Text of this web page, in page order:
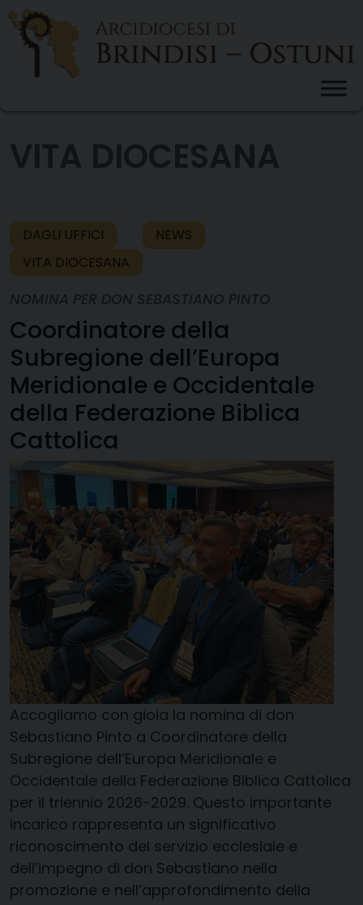
Skip
content
DAGLI UFFICI
NEWS
VITA DIOCESANA
Coordinatore della
Subregione dell’Europa
Meridionale e Occidentale
della Federazione Biblica
Cattolica
Accogliamo con gioia la nomina di don
Sebastiano Pinto a Coordinatore della
Subregione dell’Europa Meridionale e
Occidentale della Federazione Biblica Cattolica
per il triennio 2026-2029. Questo importante
incarico rappresenta un significativo
riconoscimento del servizio ecclesiale e
dell’impegno di don Sebastiano nella
promozione e nell’approfondimento della